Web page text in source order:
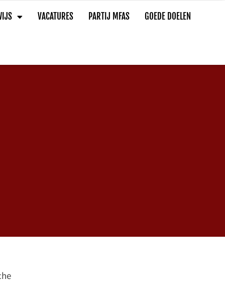
VACATURES PARTIJ MFAS GOEDE DOELEN